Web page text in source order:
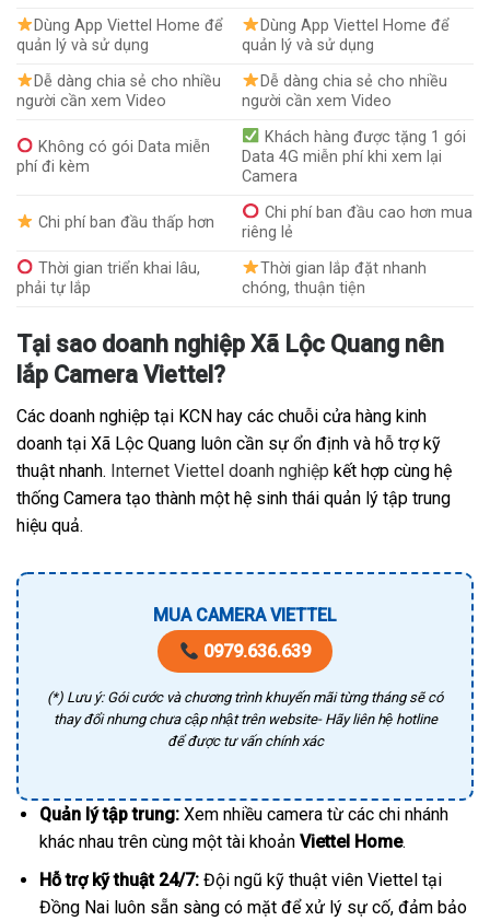
Dùng App Viettel Home để
quản lý và sử dụng
Dùng App Viettel Home để
quản lý và sử dụng
Dễ dàng chia sẻ cho nhiều
người cần xem Video
Dễ dàng chia sẻ cho nhiều
người cần xem Video
Không có gói Data miễn
phí đi kèm
Khách hàng được tặng 1 gói
Data 4G miễn phí khi xem lại
Camera
Chi phí ban đầu thấp hơn
Chi phí ban đầu cao hơn mua
riêng lẻ
Thời gian triển khai lâu,
phải tự lắp
Thời gian lắp đặt nhanh
chóng, thuận tiện
Tại sao doanh nghiệp Xã Lộc Quang nên
lắp Camera Viettel?
Các doanh nghiệp tại KCN hay các chuỗi cửa hàng kinh
doanh tại Xã Lộc Quang luôn cần sự ổn định và hỗ trợ kỹ
thuật nhanh. Internet Viettel doanh nghiệp kết hợp cùng hệ
thống Camera tạo thành một hệ sinh thái quản lý tập trung
hiệu quả.
MUA CAMERA VIETTEL
0979.636.639
(*) Lưu ý: Gói cước và chương trình khuyến mãi từng tháng sẽ có
thay đổi nhưng chưa cập nhật trên website- Hãy liên hệ hotline
để được tư vấn chính xác
Quản lý tập trung:Xem nhiều camera từ các chi nhánh
khác nhau trên cùng một tài khoản Viettel Home.
Hỗ trợ kỹ thuật 24/7:Đội ngũ kỹ thuật viên Viettel tại
Đồng Nai luôn sẵn sàng có mặt để xử lý sự cố, đảm bảo